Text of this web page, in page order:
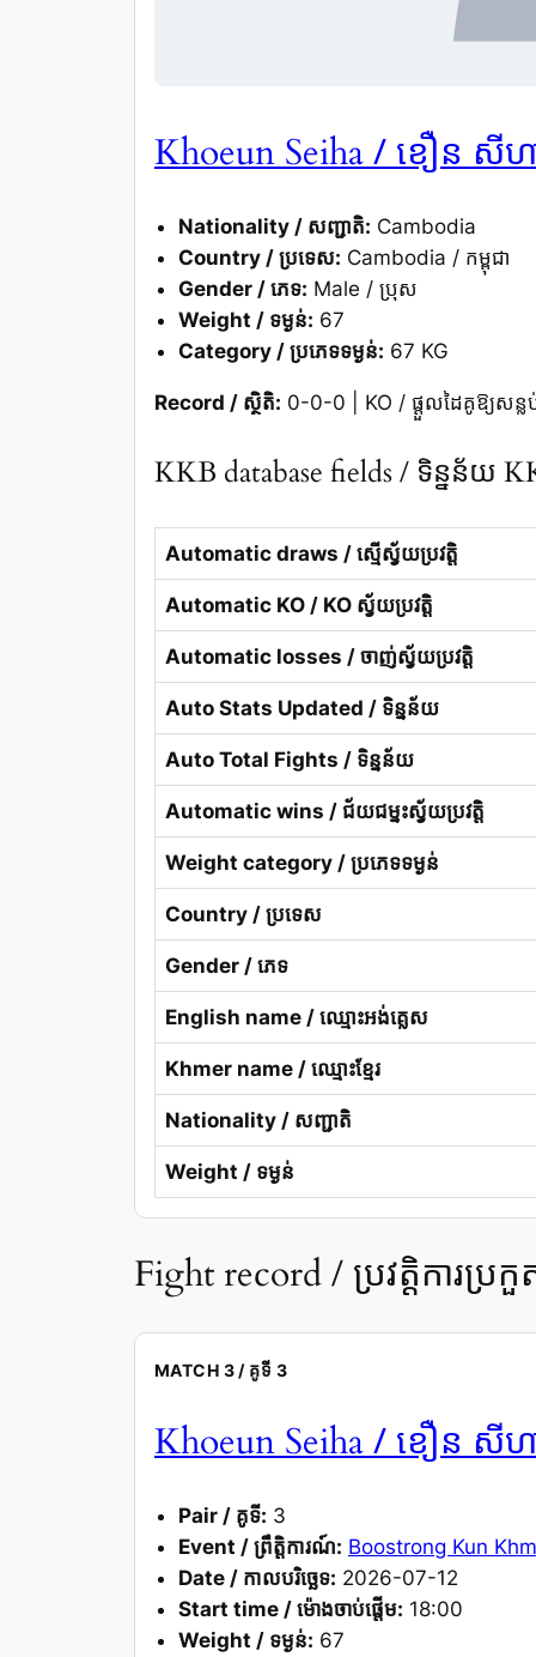
Khoeun Seiha/ ខឿន សីហ
Nationality / សញ្ជាតិ: Cambodia
Country / ប្រទេស: Cambodia / កម្ពុជា
Gender / ភេទ: Male / ប្រុស
Weight / ទម្ងន់: 67
Category / ប្រភេទទម្ងន់: 67 KG
Record / ស្ថិតិ: 0-0-0 | KO / ផ្តួលដៃគូឱ្យសន្ល
KKB database fields / ទិន្នន័យ
Automatic draws / ស្មើស្វ័យប្រវត្តិ
Automatic KO / KO ស្វ័យប្រវត្តិ
Automatic losses / ចាញ់ស្វ័យប្រវត្តិ
Auto Stats Updated / ទិន្នន័យ
Auto Total Fights / ទិន្នន័យ
Automatic wins / ជ័យជម្នះស្វ័យប្រវត្តិ
Weight category / ប្រភេទទម្ងន់
Country / ប្រទេស
Gender / ភេទ
English name / ឈ្មោះអង់គ្លេស
Khmer name / ឈ្មោះខ្មែរ
Nationality / សញ្ជាតិ
Weight / ទម្ងន់
Fight record / ប្រវត្តិការប្រកួ
MATCH 3 / គូទី 3
Khoeun Seiha/ ខឿន សីហ
Pair / គូទី: 3
Event / ព្រឹត្តិការណ៍: Boostrong Kun
Date / កាលបរិច្ឆេទ: 2026-07-12
Start time / ម៉ោងចាប់ផ្តើម: 18:00
Weight / ទម្ងន់: 67